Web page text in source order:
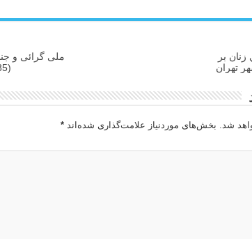
بر
تهران
ملی گرائی و
(1285-1342 ش)
شد. بخش‌های موردنیاز علامت‌گذاری شده‌اند*